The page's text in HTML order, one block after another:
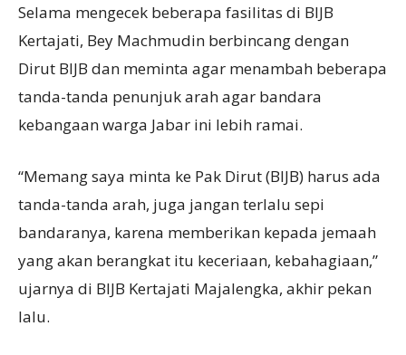
Selama mengecek beberapa fasilitas di BIJB
Kertajati, Bey Machmudin berbincang dengan
Dirut BIJB dan meminta agar menambah beberapa
tanda-tanda penunjuk arah agar bandara
kebangaan warga Jabar ini lebih ramai.
“Memang saya minta ke Pak Dirut (BIJB) harus ada
tanda-tanda arah, juga jangan terlalu sepi
bandaranya, karena memberikan kepada jemaah
yang akan berangkat itu keceriaan, kebahagiaan,”
ujarnya di BIJB Kertajati Majalengka, akhir pekan
lalu.